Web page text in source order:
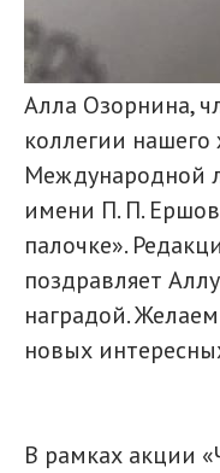
Алла Озорнина,
коллегии нашего
Международной
имени П. П.
палочке».
поздравляет
наградой.
новых
В рамках акции